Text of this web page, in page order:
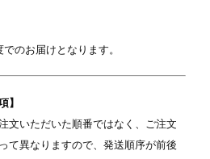
のお届けとなります。
】
文いただいた順番ではなく、ご注文
て異なりますので、発送順序が前後
表紙